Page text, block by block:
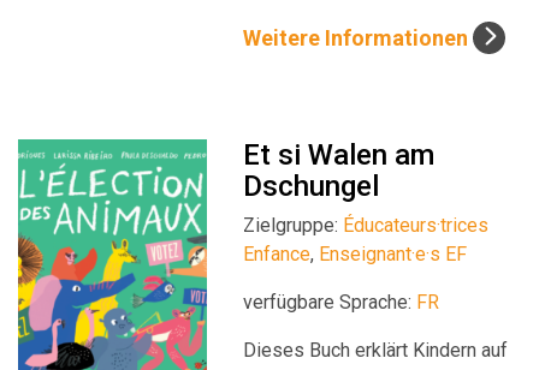
Weitere Informationen
Et si Walen am
Dschungel
Zielgruppe: Éducateurs·trices
Enfance, Enseignant·e·s EF
verfügbare Sprache: FR
Dieses Buch erklärt Kindern auf